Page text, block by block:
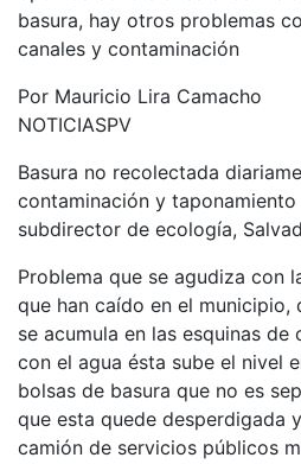
basura, hay otros problemas
canales y contaminación
Por Mauricio Lira Camacho
NOTICIASPV
Basura no recolectada
contaminación y
subdirector de ecología,
Problema que se agudiza con
que han caído en el municipio,
se acumula en las esquinas de
con el agua ésta sube el nivel
bolsas de basura que no es
que esta quede desperdigada
camión de servicios públicos